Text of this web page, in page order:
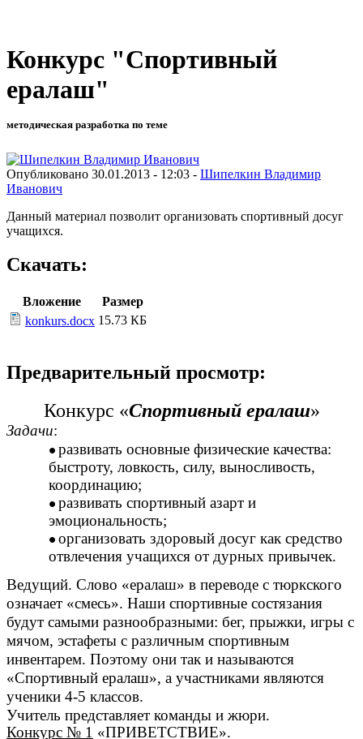
Конкурс "Спортивный
ералаш"
методическая разработка по теме
Опубликовано 30.01.2013 - 12:03 - Шипелкин Владимир
Иванович
Данный материал позволит организовать спортивный досуг
учащихся.
Скачать:
Вложение
Размер
konkurs.docx 15.73 КБ
Предварительный просмотр:
Конкурс «Спортивный ералаш»
Задачи:
развивать основные физические качества:
быстроту, ловкость, силу, выносливость,
координацию;
развивать спортивный азарт и
эмоциональность;
организовать здоровый досуг как средство
отвлечения учащихся от дурных привычек.
Ведущий. Слово «ералаш» в переводе с тюркского
означает «смесь». Наши спортивные состязания
будут самыми разнообразными: бег, прыжки, игры с
мячом, эстафеты с различным спортивным
инвентарем. Поэтому они так и называются
«Спортивный ералаш», а участниками являются
ученики 4-5 классов.
Учитель представляет команды и жюри.
Конкурс № 1 «ПРИВЕТСТВИЕ».